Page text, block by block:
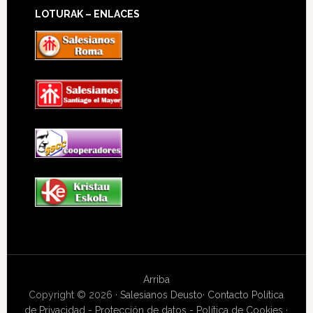
LOTURAK – ENLACES
Arriba
Copyright © 2026 ·Salesianos Deusto· Contacto Política
de Privacidad - Protección de datos - Política de Cookies ·